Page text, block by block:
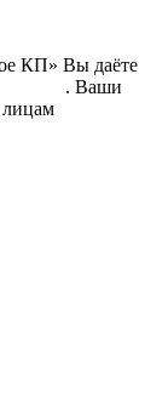
КП» Вы даёте
. Ваши
лицам